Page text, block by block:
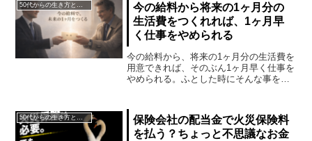
今の給料から将来の1ヶ月分の
生活費をつくれれば、1ヶ月早
く仕事をやめられる
今の給料から、将来の1ヶ月分の生活費を
用意できれば、そのぶん1ヶ月早く仕事を
やめられる。ふとした時にそんな事を思
退職に近づきます。できれば、今の給料
の半分で生活でき...
保険会社の配当金で火災保険料
を払う？ちょっと不思議なお金